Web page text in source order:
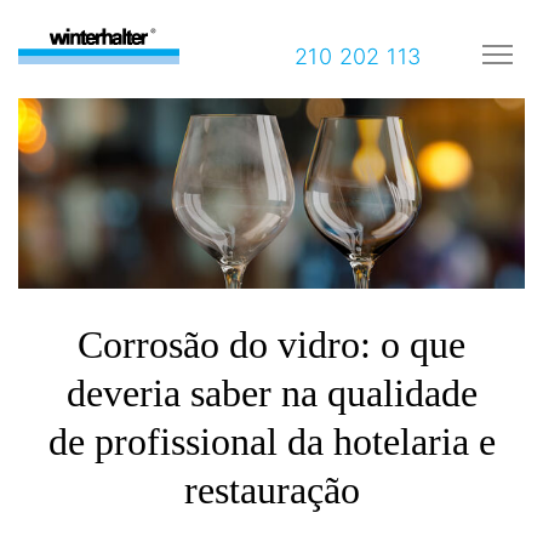
210 202 113
Corrosão do vidro: o que
deveria saber na qualidade
de profissional da hotelaria e
restauração